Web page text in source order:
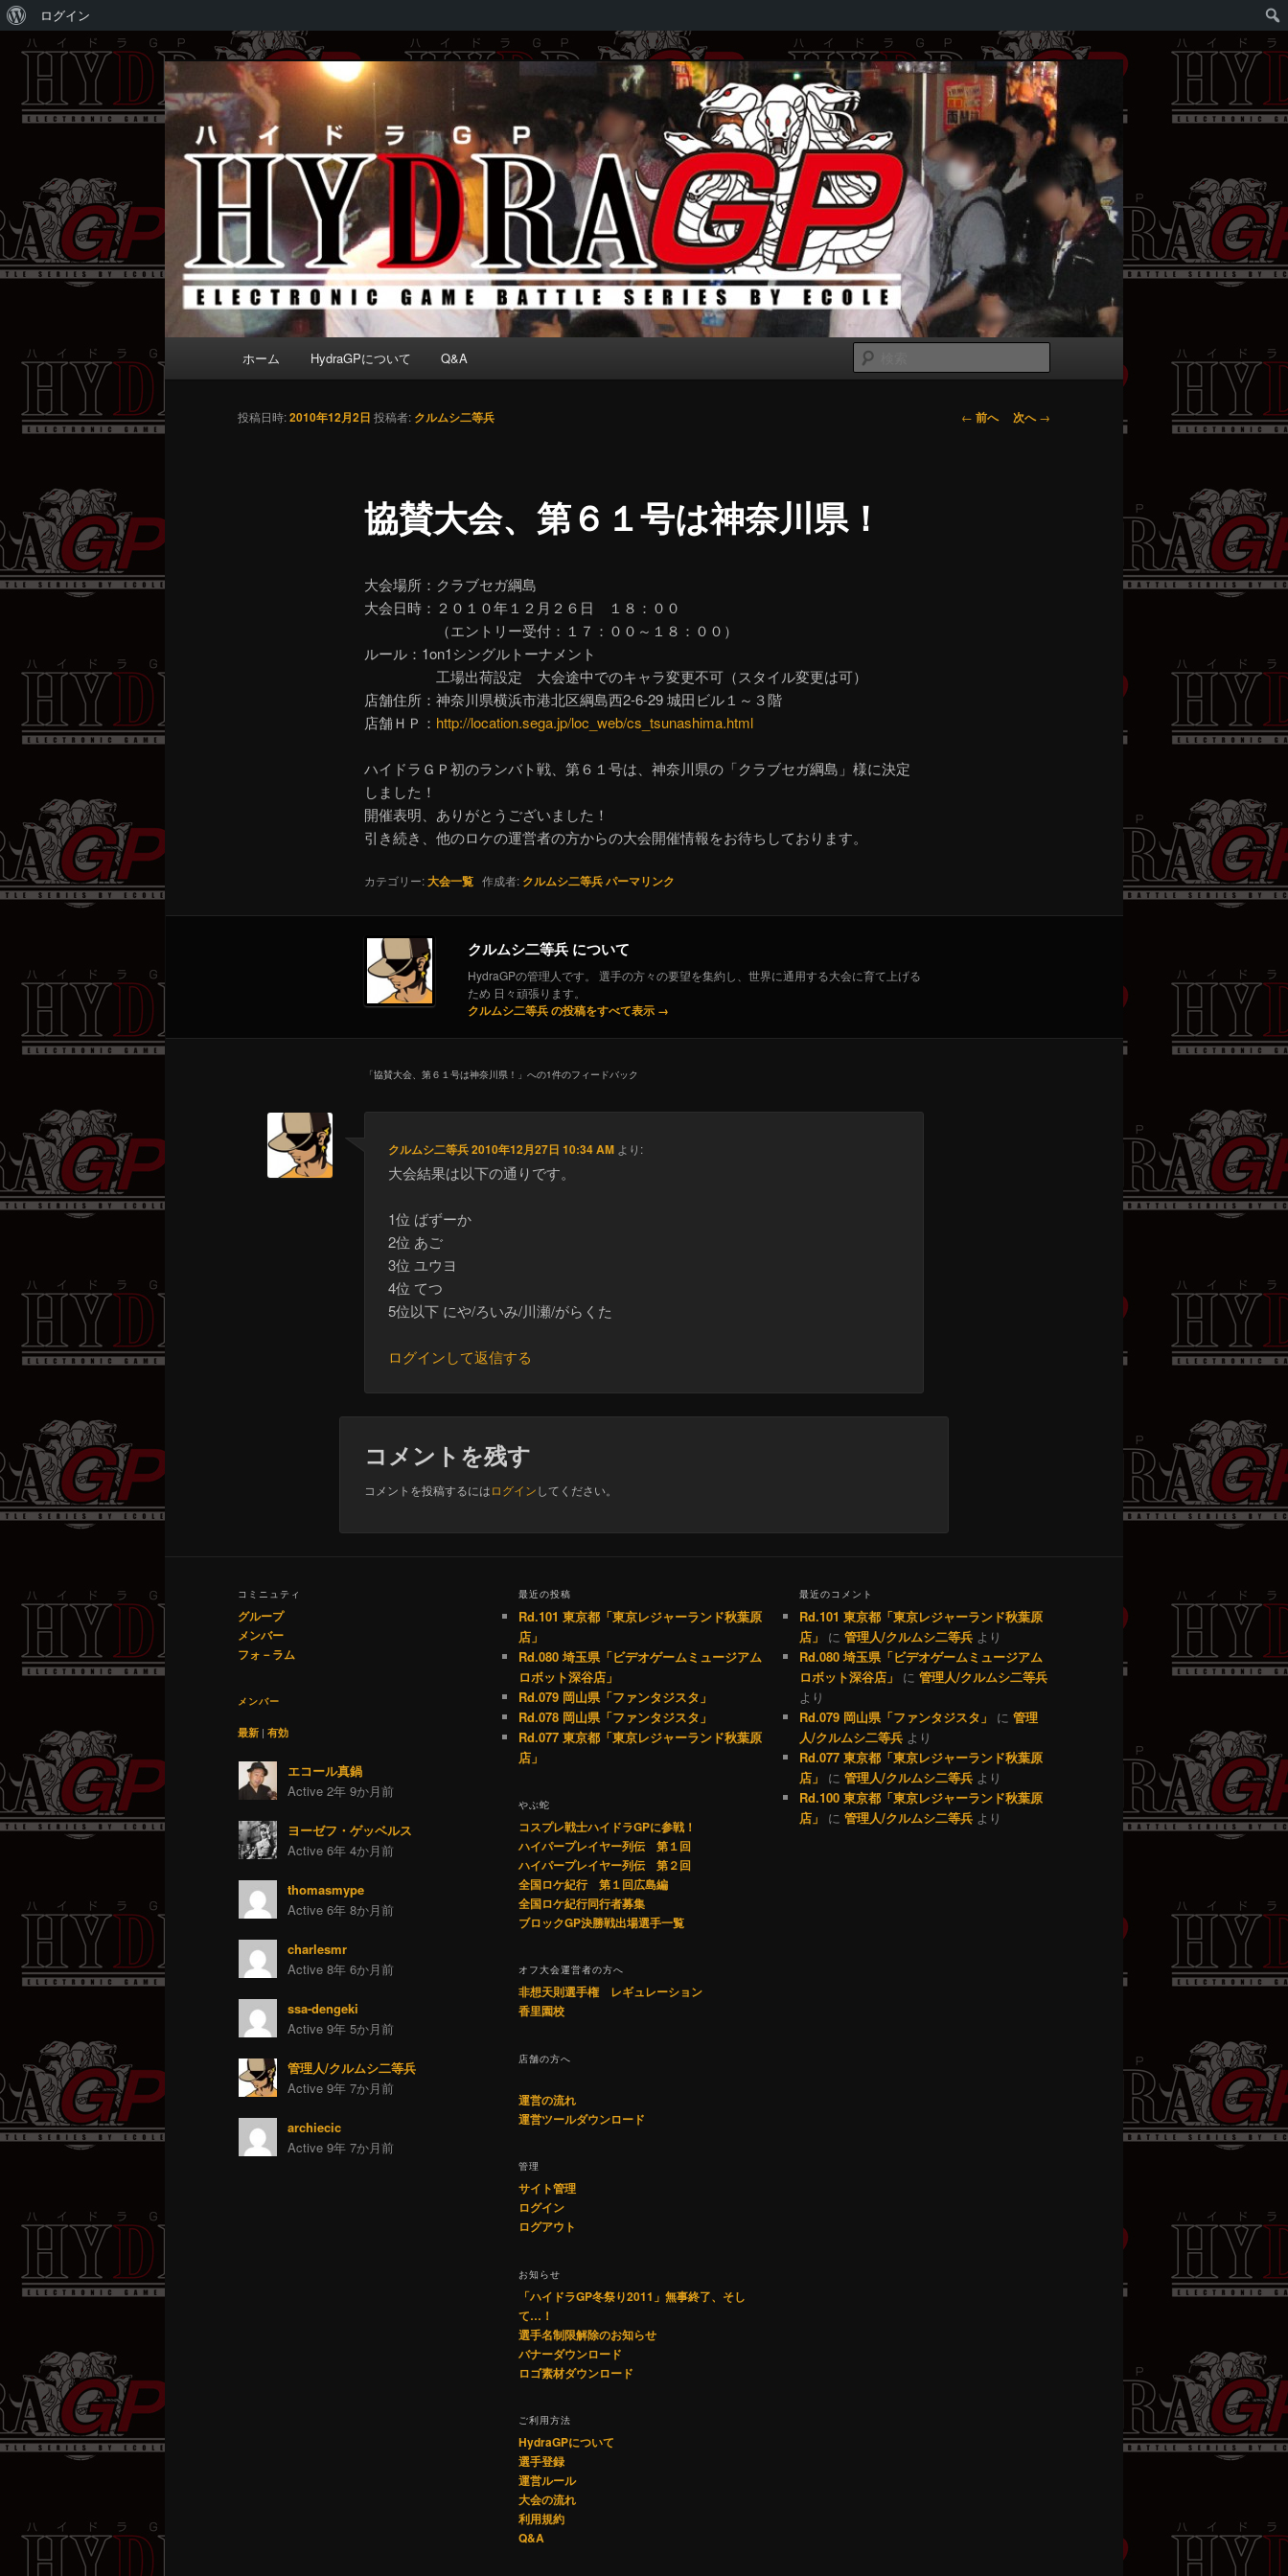
WordPress
に
つ
い
ログイン
メ
ン
テ
ン
ツ
へ
移
HydraGP
Electronic game battle series by ECOLE
索
ホーム HydraGPについて Q&A
投
← 前へ 次へ→
協賛大会、第６１号は神奈川県！
投稿日時:2010年12月2日 投稿者: クルムシ二等兵
大会場所：クラブセガ綱島
大会日時：２０１０年１２月２６日 １８：００
（エントリー受付：１７：００～１８：００）
ルール：1on1シングルトーナメント
工場出荷設定 大会途中でのキャラ変更不可（スタイル変更は可）
店舗住所：神奈川県横浜市港北区綱島西2-6-29 城田ビル１～３階
店舗ＨＰ： http://location.sega.jp/loc_web/cs_tsunashima.html
ハイドラＧＰ初のランバト戦、第６１号は、神奈川県の「クラブセガ綱島」様に決定
しました！
開催表明、ありがとうございました！
引き続き、他のロケの運営者の方からの大会開催情報をお待ちしております。
カテゴリー:大会一覧作成者: クルムシ二等兵パーマリンク
クルムシ二等兵 について
HydraGPの管理人です。 選手の方々の要望を集約し、世界に通用する大会に育て上げる
ため 日々頑張ります。
クルムシ二等兵 の投稿をすべて表示 →
「協賛大会、第６１号は神奈川県！ 」への1件のフィードバック
クルムシ二等兵2010年12月27日 10:34 AM より:
大会結果は以下の通りです。
1位 ばずーか
2位 あご
3位 ユウヨ
4位 てつ
5位以下 にや/ろいみ/川瀬/がらくた
ログインして返信する
コメントを残す
コメントを投稿するにはログインしてください。
コミニュティ
グループ
メンバー
フォ－ラム
メンバー
最新 | 有効
エコール真鍋
Active 2年 9か月前
ヨーゼフ・ゲッベルス
Active 6年 4か月前
thomasmype
Active 6年 8か月前
charlesmr
Active 8年 6か月前
ssa-dengeki
Active 9年 5か月前
管理人/クルムシ二等兵
Active 9年 7か月前
archiecic
Active 9年 7か月前
最近の投稿
Rd.101 東京都「東京レジャーランド秋葉原
店」
Rd.080 埼玉県「ビデオゲームミュージアム
ロボット深谷店」
Rd.079 岡山県「ファンタジスタ」
Rd.078 岡山県「ファンタジスタ」
Rd.077 東京都「東京レジャーランド秋葉原
店」
やぶ蛇
コスプレ戦士ハイドラGPに参戦！
ハイパープレイヤー列伝 第１回
ハイパープレイヤー列伝 第２回
全国ロケ紀行 第１回広島編
全国ロケ紀行同行者募集
ブロックGP決勝戦出場選手一覧
オフ大会運営者の方へ
非想天則選手権 レギュレーション
香里園校
店舗の方へ
運営の流れ
運営ツールダウンロード
管理
サイト管理
ログイン
ログアウト
お知らせ
「ハイドラGP冬祭り2011」無事終了、そし
て…！
選手名制限解除のお知らせ
バナーダウンロード
ロゴ素材ダウンロード
ご利用方法
HydraGPについて
選手登録
運営ルール
大会の流れ
利用規約
Q&A
最近のコメント
Rd.101 東京都「東京レジャーランド秋葉原
店」
に 管理人/クルムシ二等兵より
Rd.080 埼玉県「ビデオゲームミュージアム
ロボット深谷店」
に 管理人/クルムシ二等兵
より
Rd.079 岡山県「ファンタジスタ」
に 管理
人/クルムシ二等兵より
Rd.077 東京都「東京レジャーランド秋葉原
店」
に 管理人/クルムシ二等兵より
Rd.100 東京都「東京レジャーランド秋葉原
店」
に 管理人/クルムシ二等兵より